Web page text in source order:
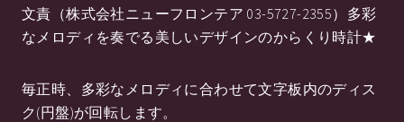
文責（株式会社ニューフロンテア 03-5727-2355）多彩
なメロディを奏でる美しいデザインのからくり時計★
毎正時、多彩なメロディに合わせて文字板内のディス
ク(円盤)が回転します。